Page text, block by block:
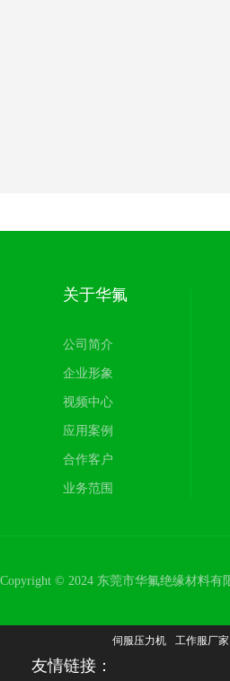
关于华氟
公司简介
企业形象
视频中心
应用案例
合作客户
业务范围
Copyright © 2024 东莞市华氟绝缘材料有
友情链接：
伺服压力机 工作服厂家